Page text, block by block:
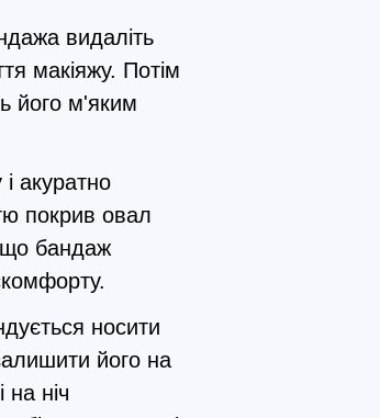
видаліть
макіяжу. Потім
його м'яким
акуратно
покрив овал
що бандаж
носити
його на
ніч